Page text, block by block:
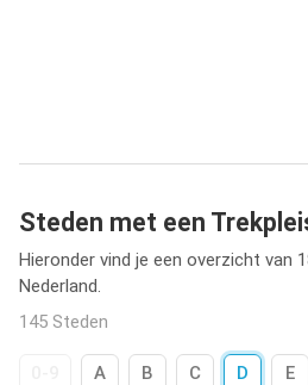
Steden met een
Hieronder vind je een overzicht van
Nederland.
145 Steden
A B C D E